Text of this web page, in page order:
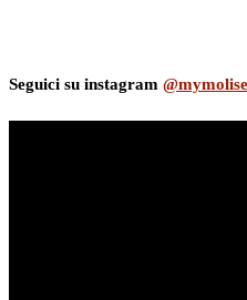
Seguici su instagram @mymolise